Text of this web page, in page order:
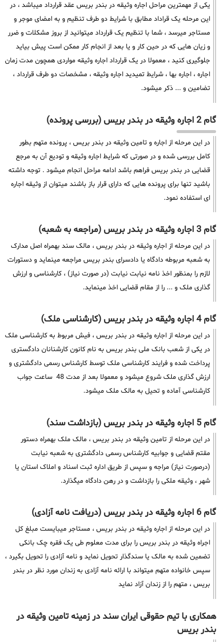
یکی از مهمترین مراحل اجاره وثیقه در بندر بریس عقد قرارداد میباشد ، در
این مرحله یک قراداد مطابق با شرایط دو طرف تنظیم و به امضای موجر و
مستاجر میرسد ، شما با تنظیم یک قرارداد میتوانید از بروز مشکلات و ضرر
و زیان هایی که در حین کار و یا بعد از انجام کار ممکن است پیش بیاید
جلوگیری کنید ، معمولا در یک قرارداد اجاره وثیقه مواردی همچون مدت زمان
اجاره ، اجاره بها ، شرایط تمیدید اجاره وثیقه ، مشخصات دو طرف قرارداد ،
تضامین و ... ذکر میشود.
گام 2 اجاره وثیقه در بندر بریس (بررسی پرونده)
در این مرحله از اجاره و تامین وثیقه در بندر بریس ، پرونده متهم بطور
کامل بررسی شده و در صورتی که شرایط اجاره وثیقه و تودیع آن به مرجع
قضایی در بندر بریس فراهم باشد ادامه مراحل انجام میشود . توجه داشته
باشید تنها برای پرونده هایی که دارای قرار باز باشند میتوان از وثیقه اجاره
ای استفاده نمود.
گام 3 اجاره وثیقه در بندر بریس (مراجعه به شعبه)
در این مرحله از اجاره وثیقه در بندر بریس ، مالک سند بهمراه اصل مدارک
به شعبه مربوطه دادگاه یا دادسرای بندر بریس مراجعه مینماید و دستورات
لازم را بمنظور اخذ نامه نیابت نیابت (در صورت نیاز) ، کارشناسی و ارزش
گذاری ملک و ... را از مقام قضایی اخذ مینماید.
گام 4 اجاره وثیقه در بندر بریس (کارشناسی ملک)
در این مرحله از اجاره وثیقه در بندر بریس ، فیش مربوط به کارشناسی ملک
در یکی از شعب بانک ملی بندر بریس به نام کانون کارشنانان دادگستری
پرداخت شده و فرایند کارشناسی ملک توسط کارشناس رسمی دادگشتری و
ارزش گذاری ملک شروع میشود و معمولا بعد از مدت 48 ساعت جواب
کارشناسی آماده و تحیل به مالک ملک میشود.
گام 5 اجاره وثیقه در بندر بریس (بازداشت سند)
در این مرحله از تامین وثیقه در بندر بریس ، مالک ملک بهمراه دستور
مقتم قضایی و جوابیه کارشناس رسمی دادگشتری به شعبه نیابت
(درصورت نیاز) مراجه و سپس از طریق اداره ثبت اسناد و املاک استان یا
شهر ، وثیقه ملکی را بازداشت و در رهن دادگاه میگذارد.
گام 6 اجاره وثیقه در بندر بریس (دریافت نامه آزادی)
در این مرحله از اجاره وثیقه در بندر بریس ، مستاجر میبایست مبلغ کل
اجراه وثیقه در بندر بریس را برای مدت معلوم طی یک فقره چک بانکی
تضمین شده به مالک یا سندگذار تحویل نماید و نامه آزادی را تحویل بگیرد ،
سپس خانواده متهم میتواند با ارائه نامه آزادی به زندان مورد نظر در بندر
بریس ، متهم را از زندان آزاد نماید
همکاری با تیم حقوقی ایران سند در زمینه تامین وثیقه در
بندر بریس